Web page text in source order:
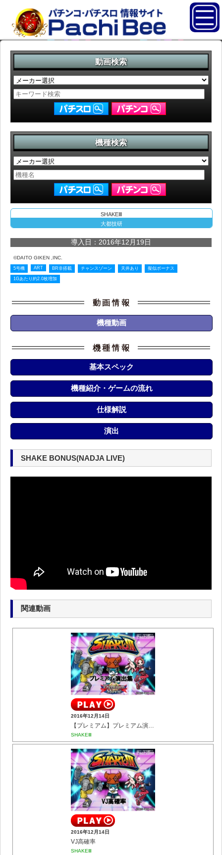
動画検索
機種検索
SHAKEⅢ
大都技研
導入日：2016年12月19日
©DAITO GIKEN ,INC.
5号機 ART BR非搭載 チャンスゾーン 天井あり 擬似ボーナス
1Gあたり約2.0枚増加
機種動画
基本スペック
機種紹介・ゲームの流れ
仕様解説
演出
SHAKE BONUS(NADJA LIVE)
関連動画
2016年12月14日
【プレミアム】プレミアム演出集
SHAKEⅢ
2016年12月14日
VJ高確率
SHAKEⅢ